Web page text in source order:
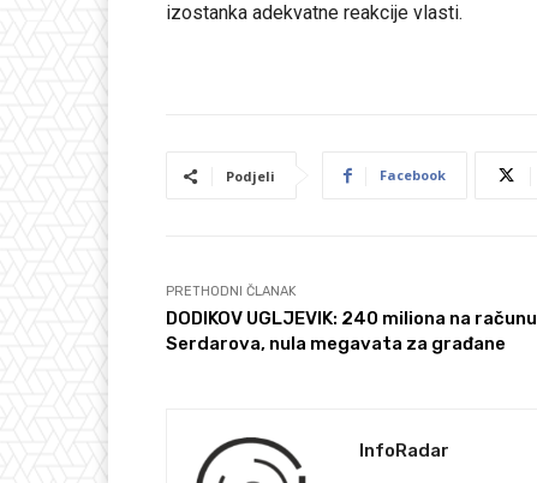
izostanka adekvatne reakcije vlasti.
Podjeli Facebook
PRETHODNI ČLANAK
DODIKOV UGLJEVIK: 240 miliona na računu
Serdarova, nula megavata za građane
InfoRadar